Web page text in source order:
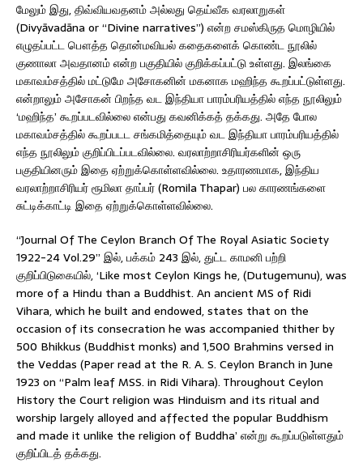
மேலும் இது, திவ்வியவதனம் அல்லது தெய்வீக வரலாறுகள்
(Divyāvadāna or “Divine narratives”) என்ற சமஸ்கிருத மொழியில்
எழுதப்பட்ட பௌத்த தொன்மவியல் கதைகளைக் கொண்ட நூலில்
குணாலா அவதானம் என்ற பகுதியில் குறிக்கப்பட்டு உள்ளது. இலங்கை
மகாவம்சத்தில் மட்டுமே அசோகனின் மகனாக மஹிந்த கூறப்பட்டுள்ளது.
என்றாலும் அசோகன் பிறந்த வட இந்தியா பாரம்பரியத்தில் எந்த நூலிலும்
‘மஹிந்த’ கூறப்படவில்லை என்பது கவனிக்கத் தக்கது. அதே போல
மகாவம்சத்தில் கூறப்படட சங்கமித்தையும் வட இந்தியா பாரம்பரியத்தில்
எந்த நூலிலும் குறிப்பிடப்படவில்லை. வரலாற்றாசிரியர்களின் ஒரு
பகுதியினரும் இதை ஏற்றுக்கொள்ளவில்லை. உதாரணமாக, இந்திய
வரலாற்றாசிரியர் ரூமிலா தாப்பர் (Romila Thapar) பல காரணங்களை
சுட்டிக்காட்டி இதை ஏற்றுக்கொள்ளவில்லை.
“Journal Of The Ceylon Branch Of The Royal Asiatic Society
1922-24 Vol.29” இல், பக்கம் 243 இல், துட்ட காமனி பற்றி
குறிப்பிடுகையில், ‘Like most Ceylon Kings he, (Dutugemunu), was
more of a Hindu than a Buddhist. An ancient MS of Ridi
Vihara, which he built and endowed, states that on the
occasion of its consecration he was accompanied thither by
500 Bhikkus (Buddhist monks) and 1,500 Brahmins versed in
the Veddas (Paper read at the R. A. S. Ceylon Branch in June
1923 on “Palm leaf MSS. in Ridi Vihara). Throughout Ceylon
History the Court religion was Hinduism and its ritual and
worship largely alloyed and affected the popular Buddhism
and made it unlike the religion of Buddha’ என்று கூறப்படுள்ளதும்
குறிப்பிடத் தக்கது.